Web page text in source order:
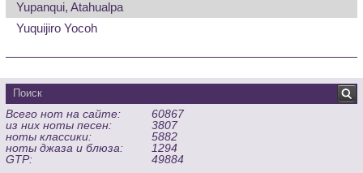
Yupanqui, Atahualpa
Yuquijiro Yocoh
Всего нот на сайте:
60867
из них ноты песен:
3807
ноты классики:
5882
ноты джаза и блюза:
1294
GTP:
49884